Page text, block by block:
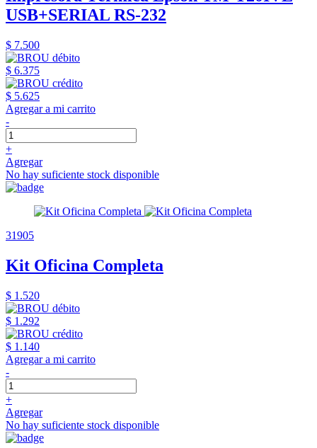
USB+SERIAL RS-232
$ 7.500
$ 6.375
$ 5.625
Agregar a mi carrito
-
+
Agregar
No hay suficiente stock disponible
31905
Kit Oficina Completa
$ 1.520
$ 1.292
$ 1.140
Agregar a mi carrito
-
+
Agregar
No hay suficiente stock disponible